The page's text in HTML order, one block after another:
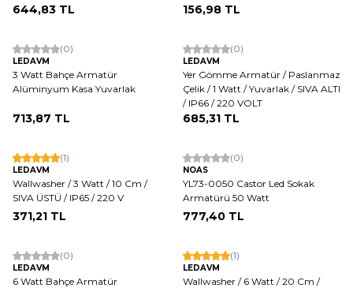
644,83 TL 156,98 TL
(0)
LEDAVM
3 Watt Bahçe Armatür
Alüminyum Kasa Yuvarlak
713,87 TL
(0)
LEDAVM
Yer Gömme Armatür / Paslanmaz
Çelik / 1 Watt / Yuvarlak / SIVA ALTI
/ IP66 / 220 VOLT
685,31 TL
(1)
LEDAVM
Wallwasher / 3 Watt / 10 Cm /
SIVA ÜSTÜ / IP65 / 220 V
371,21 TL
(0)
NOAS
YL73-0050 Castor Led Sokak
Armatürü 50 Watt
777,40 TL
(0)
LEDAVM
6 Watt Bahçe Armatür
(1)
LEDAVM
Wallwasher / 6 Watt / 20 Cm /